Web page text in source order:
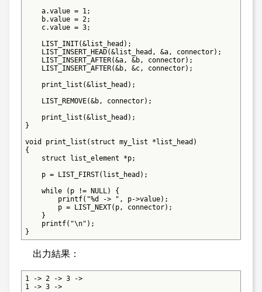
    a.value = 1;
    b.value = 2;
    c.value = 3;
    LIST_INIT(&list_head);
    LIST_INSERT_HEAD(&list_head, &a, connector);
    LIST_INSERT_AFTER(&a, &b, connector);
    LIST_INSERT_AFTER(&b, &c, connector);
    print_list(&list_head);
    LIST_REMOVE(&b, connector);
    print_list(&list_head);
}
void print_list(struct my_list *list_head)
{
    struct list_element *p;
    p = LIST_FIRST(list_head);
    while (p != NULL) {
        printf("%d -> ", p->value);
        p = LIST_NEXT(p, connector);
    }
    printf("\n");
}
出力結果：
1 -> 2 -> 3 ->
1 -> 3 ->